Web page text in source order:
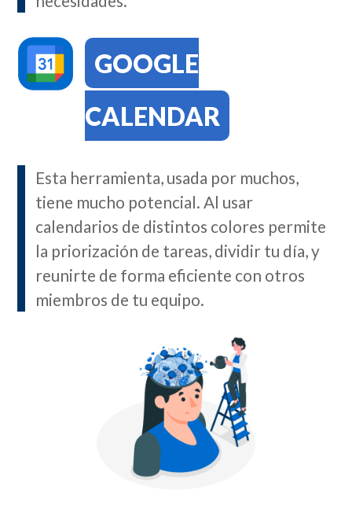
GOOGLE
CALENDAR
Esta herramienta, usada por muchos,
tiene mucho potencial. Al usar
calendarios de distintos colores permite
la priorización de tareas, dividir tu día, y
reunirte de forma eficiente con otros
miembros de tu equipo.